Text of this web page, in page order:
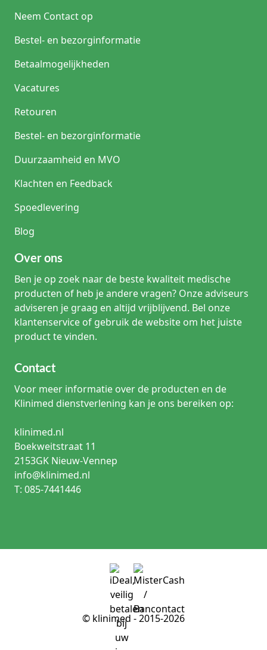
Neem Contact op
Bestel- en bezorginformatie
Betaalmogelijkheden
Vacatures
Retouren
Bestel- en bezorginformatie
Duurzaamheid en MVO
Klachten en Feedback
Spoedlevering
Blog
Over ons
Ben je op zoek naar de beste kwaliteit medische
producten of heb je andere vragen? Onze adviseurs
adviseren je graag en altijd vrijblijvend. Bel onze
klantenservice of gebruik de website om het juiste
product te vinden.
Contact
Voor meer informatie over de producten en de
Klinimed dienstverlening kan je ons bereiken op:
klinimed.nl
Boekweitstraat 11
2153GK Nieuw-Vennep
info@klinimed.nl
T: 085-7441446
© klinimed - 2015-2026